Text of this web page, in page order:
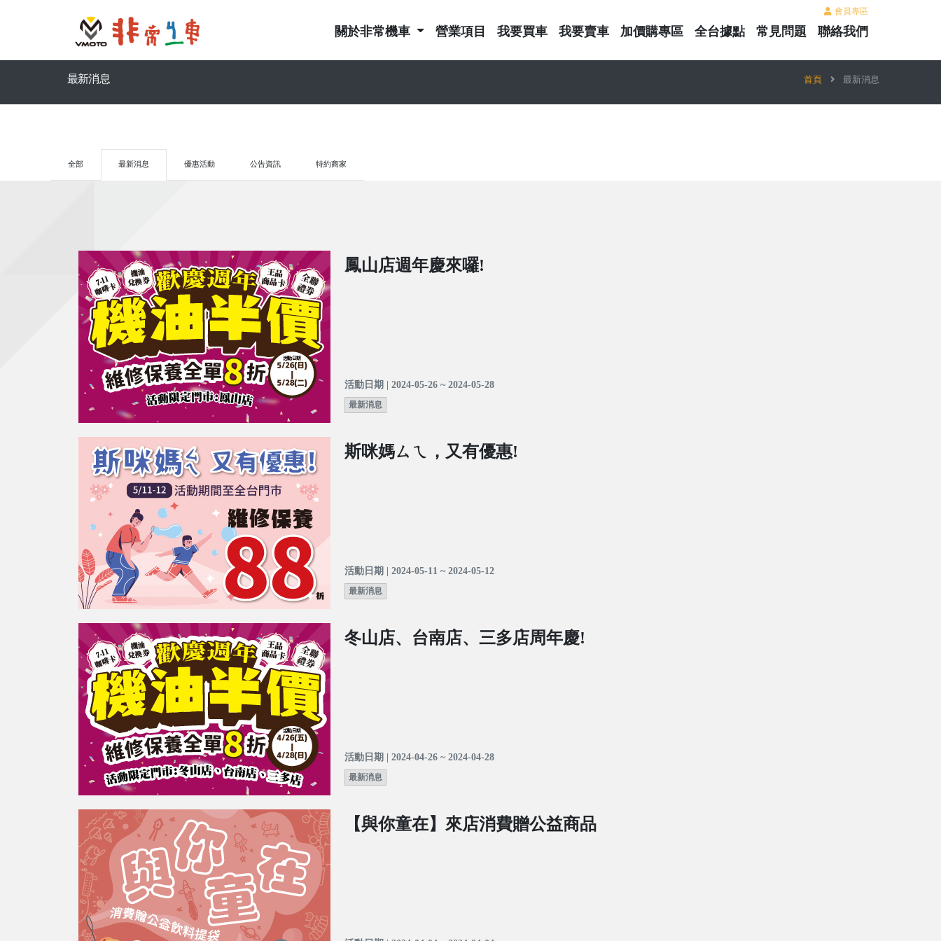
會員專區
關於非常機車 營業項目 我要買車 我要賣車 加價購專區 全台據點 常見問題 聯絡我們
最新消息 首頁 最新消息
全部 最新消息 優惠活動 公告資訊 特約商家
鳳山店週年慶來囉!
活動日期 | 2024-05-26 ~ 2024-05-28
最新消息
斯咪媽ㄙㄟ，又有優惠!
活動日期 | 2024-05-11 ~ 2024-05-12
最新消息
冬山店、台南店、三多店周年慶!
活動日期 | 2024-04-26 ~ 2024-04-28
最新消息
【與你童在】來店消費贈公益商品